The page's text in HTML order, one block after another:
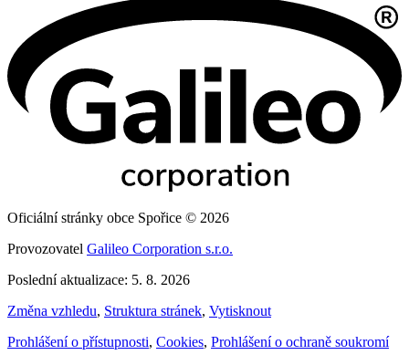
Oficiální stránky obce Spořice © 2026
Provozovatel Galileo Corporation s.r.o.
Poslední aktualizace: 5. 8. 2026
Změna vzhledu, Struktura stránek, Vytisknout
Prohlášení o přístupnosti, Cookies, Prohlášení o ochraně soukromí